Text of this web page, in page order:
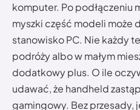
komputer. Po podłączeniu
myszki część modeli może
stanowisko PC. Nie każdy
podróży albo w małym
dodatkowy plus. O ile
udawać, że handheld
gamingowy. Bez przesady,